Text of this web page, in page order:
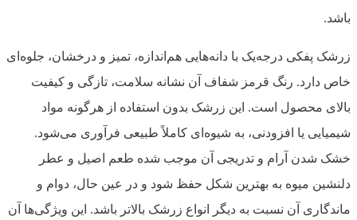
باشد.
زرشک پفکی درجه‌یک با دانه‌هایی هم‌اندازه، تمیز و درخشان، جلوه‌ای
خاص دارد. رنگ قرمز شفاف آن نشانه سلامت، تازگی و کیفیت
بالای محصول است. این زرشک بدون استفاده از هرگونه مواد
شیمیایی یا افزودنی، به شیوه‌ای کاملاً طبیعی فرآوری می‌شود.
خشک شدن آرام و تدریجی آن موجب شده طعم اصیل و عطر
دلنشین میوه به بهترین شکل حفظ شود و در عین حال، دوام و
ماندگاری آن نسبت به دیگر انواع زرشک بالاتر باشد. این ویژگی‌ها آن